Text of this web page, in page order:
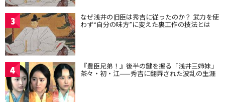
3 なぜ浅井の旧臣は秀吉に従ったのか？ 武力を使
わず“自分の味方”に変えた裏工作の技法とは
4 『豊臣兄弟！』後半の鍵を握る「浅井三姉妹」
茶々・初・江——秀吉に翻弄された波乱の生涯